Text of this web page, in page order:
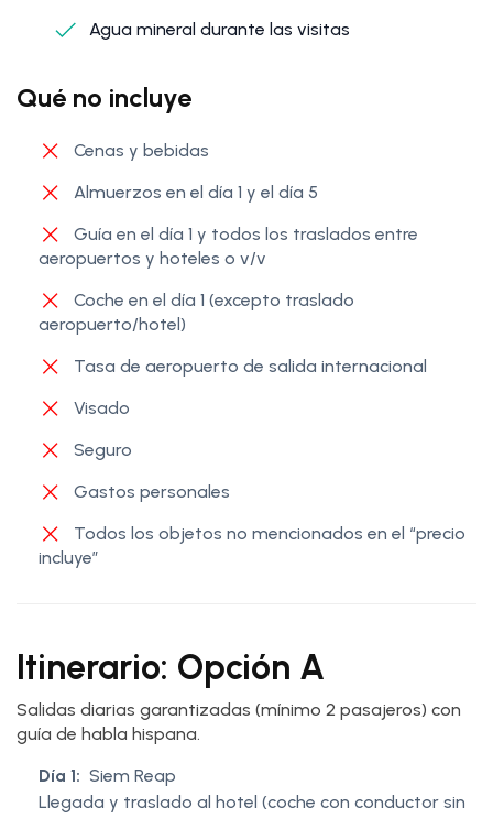
Agua mineral durante las visitas
Qué no incluye
Cenas y bebidas
Almuerzos en el día 1 y el día 5
Guía en el día 1 y todos los traslados entre
aeropuertos y hoteles o v/v
Coche en el día 1 (excepto traslado
aeropuerto/hotel)
Tasa de aeropuerto de salida internacional
Visado
Seguro
Gastos personales
Todos los objetos no mencionados en el “precio
incluye”
Itinerario: Opción A
Salidas diarias garantizadas (mínimo 2 pasajeros) con
guía de habla hispana.
Día 1: Siem Reap
Llegada y traslado al hotel (coche con conductor sin